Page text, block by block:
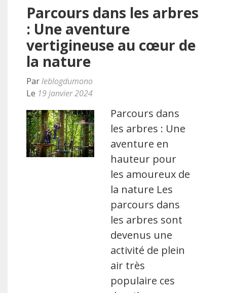
Parcours dans les arbres
: Une aventure
vertigineuse au cœur de
la nature
Parleblogdumono
Le 19 janvier 2024
Parcours dans
les arbres : Une
aventure en
hauteur pour
les amoureux de
la nature Les
parcours dans
les arbres sont
devenus une
activité de plein
air très
populaire ces